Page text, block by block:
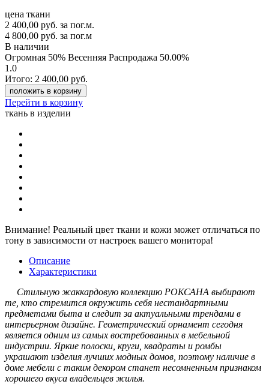
цена ткани
2 400,00 руб. за пог.м.
4 800,00 руб. за пог.м
В наличии
Огромная 50% Весенняя Распродажа 50.00%
1.0
Итого: 2 400,00 руб.
положить в корзину
Перейти в корзину
ткань в изделии
Внимание! Реальный цвет ткани и кожи может отличаться по
тону в зависимости от настроек вашего монитора!
Описание
Характеристики
Стильную жаккардовую коллекцию РОКСАНА выбирают
те, кто стремится окружить себя нестандартными
предметами быта и следит за актуальными трендами в
интерьерном дизайне. Геометрический орнамент сегодня
является одним из самых востребованных в мебельной
индустрии. Яркие полоски, круги, квадраты и ромбы
украшают изделия лучших модных домов, поэтому наличие в
доме мебели с таким декором станет несомненным признаком
хорошего вкуса владельцев жилья.